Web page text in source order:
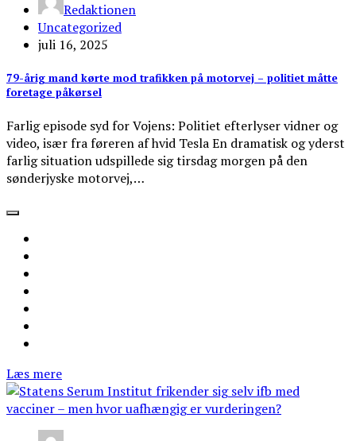
Redaktionen
Uncategorized
juli 16, 2025
79-årig mand kørte mod trafikken på motorvej – politiet måtte
foretage påkørsel
Farlig episode syd for Vojens: Politiet efterlyser vidner og
video, især fra føreren af hvid Tesla En dramatisk og yderst
farlig situation udspillede sig tirsdag morgen på den
sønderjyske motorvej,…
Læs mere